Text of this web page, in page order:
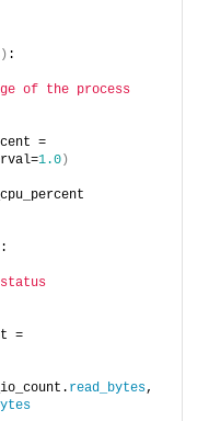
) :
of the process
=
1.0 )
:
=
read_bytes,